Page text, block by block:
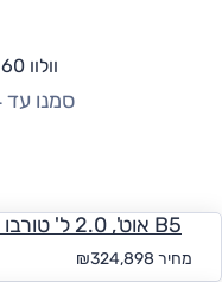
וולוו XC60 מחירון וגרסאות
סמנו עד 4 גרסאות להשוואה
B5 אוט', 2.0 ל' טורבו היברידי-מתון, Core, 4x4
מחיר